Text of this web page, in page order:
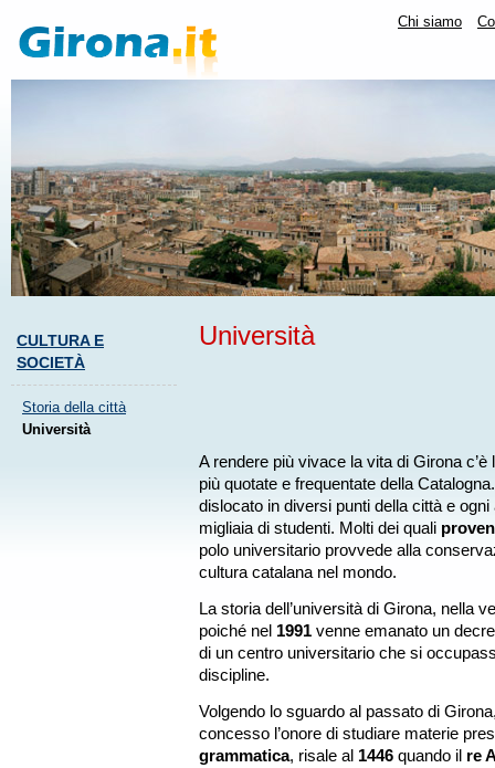
Chi siamo
CULTURA E
SOCIETÀ
Storia della città
Università
Università
A rendere più vivace la vita di Girona c’è
più quotate e frequentate della
dislocato in diversi punti della città e ogni
migliaia di studenti. Molti dei quali
polo universitario provvede alla
cultura catalana nel mondo.
La storia dell’università di Girona, nella
poiché nel 1991 venne emanato un
di un centro universitario che si
discipline.
Volgendo lo sguardo al passato di
concesso l’onore di studiare materie
grammatica, risale al 1446 quando il re